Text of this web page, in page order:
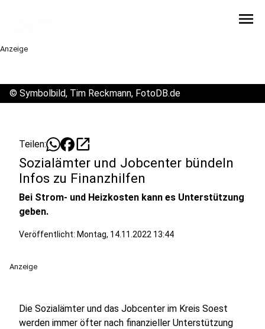
menu
Anzeige
© Symbolbild, Tim Reckmann, FotoDB.de
Teilen: open_in_new
Sozialämter und Jobcenter bündeln
Infos zu Finanzhilfen
Bei Strom- und Heizkosten kann es Unterstützung
geben.
Veröffentlicht: Montag, 14.11.2022 13:44
Anzeige
Die Sozialämter und das Jobcenter im Kreis Soest
werden immer öfter nach finanzieller Unterstützung